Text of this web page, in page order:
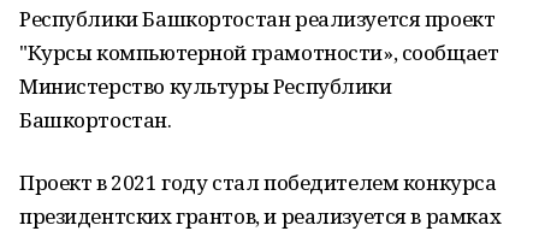
Республики Башкортостан реализуется проект
"Курсы компьютерной грамотности», сообщает
Министерство культуры Республики
Башкортостан.
Проект в 2021 году стал победителем конкурса
президентских грантов, и реализуется в рамках